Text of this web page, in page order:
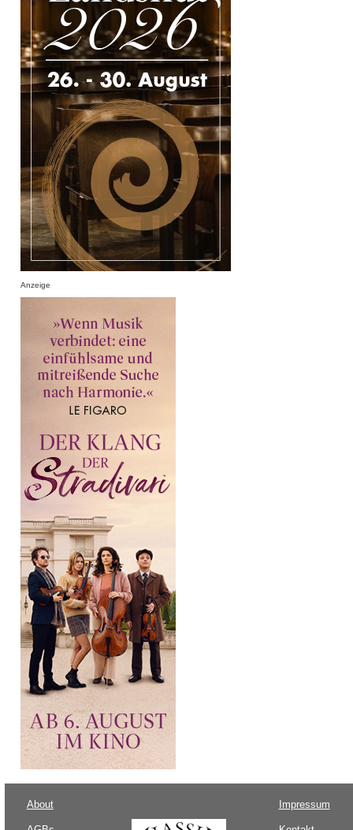
Anzeige
About Impressum